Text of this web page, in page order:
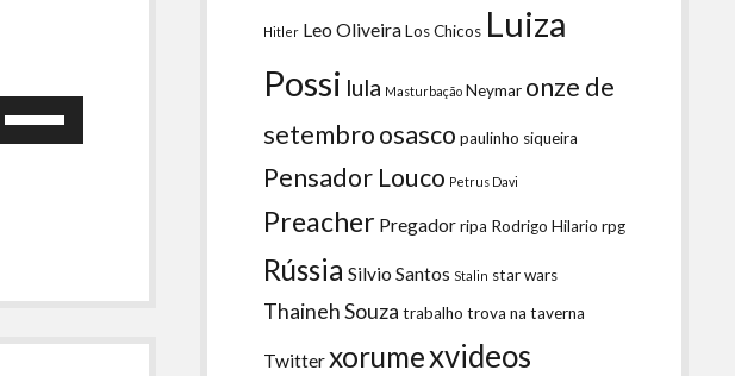
Hitler Leo OliveiraLos Chicos Luiza
Possi lula Masturbação Neymar onze de
setembroosasco paulinho siqueira
Pensador Louco Petrus Davi
Preacher Pregadorripa Rodrigo Hilario rpg
Rússia Silvio Santos Stalin star wars
Thaineh Souza trabalho trova na taverna
Twitterxorumexvideos